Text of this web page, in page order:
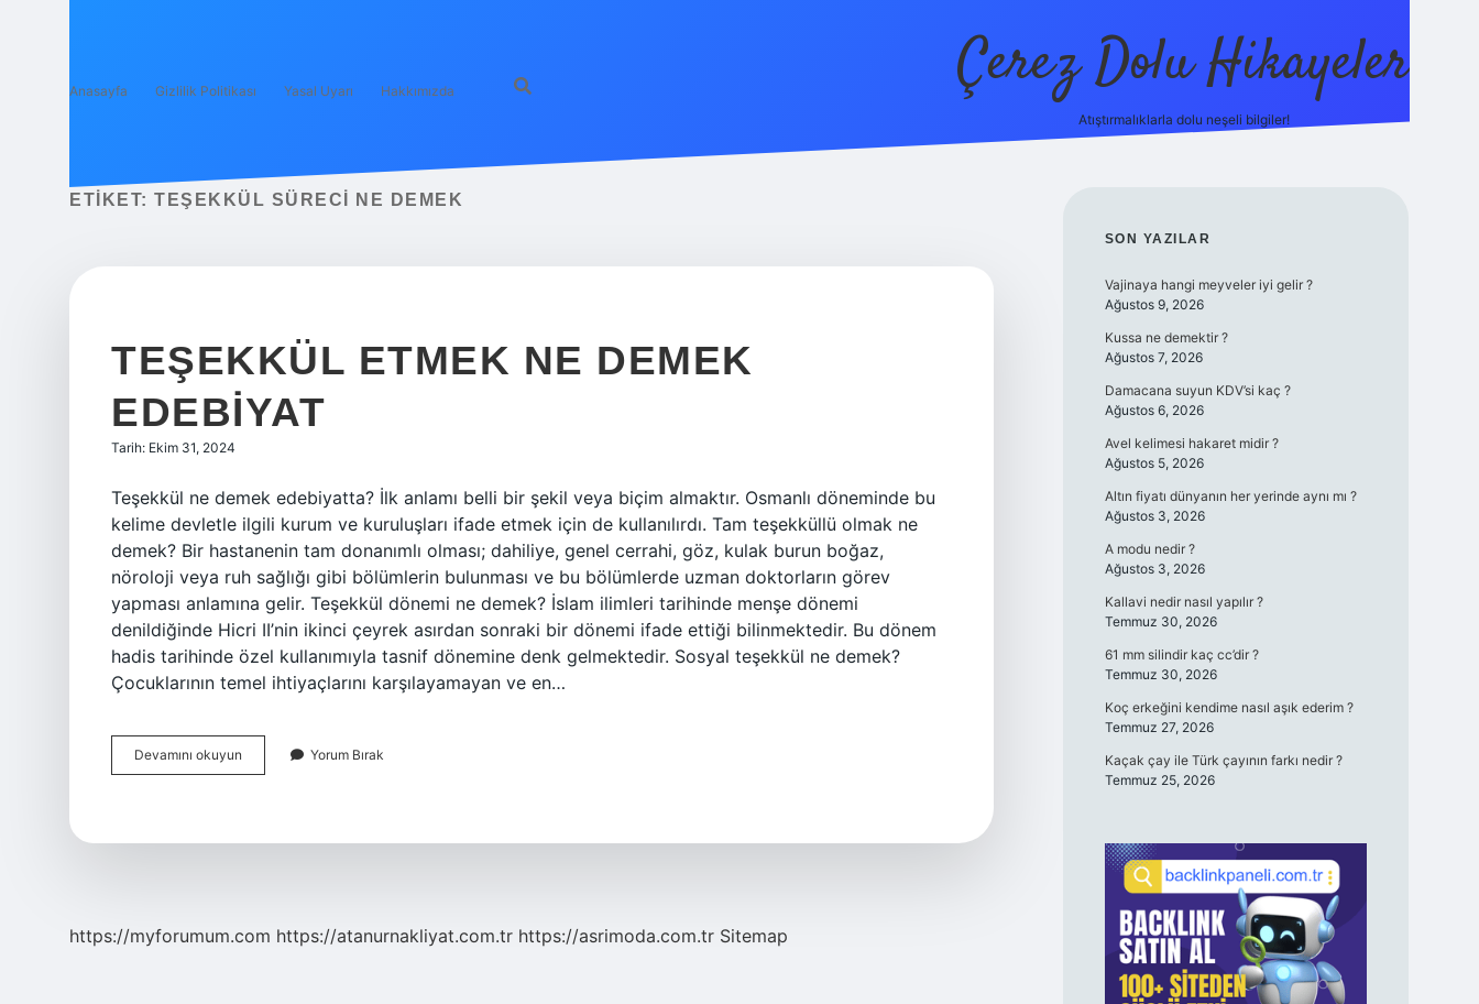
Anasayfa Gizlilik Politikası Yasal Uyarı Hakkımızda Çerez Dolu Hikayeler
Atıştırmalıklarla dolu neşeli bilgiler!
ETIKET: TEŞEKKÜL SÜRECI NE DEMEK
TEŞEKKÜL ETMEK NE DEMEK
EDEBIYAT
Tarih: Ekim 31, 2024
Teşekkül ne demek edebiyatta? İlk anlamı belli bir şekil veya biçim almaktır. Osmanlı döneminde bu
kelime devletle ilgili kurum ve kuruluşları ifade etmek için de kullanılırdı. Tam teşekküllü olmak ne
demek? Bir hastanenin tam donanımlı olması; dahiliye, genel cerrahi, göz, kulak burun boğaz,
nöroloji veya ruh sağlığı gibi bölümlerin bulunması ve bu bölümlerde uzman doktorların görev
yapması anlamına gelir. Teşekkül dönemi ne demek? İslam ilimleri tarihinde menşe dönemi
denildiğinde Hicri II’nin ikinci çeyrek asırdan sonraki bir dönemi ifade ettiği bilinmektedir. Bu dönem
hadis tarihinde özel kullanımıyla tasnif dönemine denk gelmektedir. Sosyal teşekkül ne demek?
Çocuklarının temel ihtiyaçlarını karşılayamayan ve en…
Devamını okuyun Teşekkül
Etmek
Yorum Bırak
https://myforumum.com https://atanurnakliyat.com.tr https://asrimoda.com.tr Sitemap
SIDEBAR
SON YAZILAR
Vajinaya hangi meyveler iyi gelir ?
Ağustos 9, 2026
Kussa ne demektir ?
Ağustos 7, 2026
Damacana suyun KDV’si kaç ?
Ağustos 6, 2026
Avel kelimesi hakaret midir ?
Ağustos 5, 2026
Altın fiyatı dünyanın her yerinde aynı mı ?
Ağustos 3, 2026
A modu nedir ?
Ağustos 3, 2026
Kallavi nedir nasıl yapılır ?
Temmuz 30, 2026
61 mm silindir kaç cc’dir ?
Temmuz 30, 2026
Koç erkeğini kendime nasıl aşık ederim ?
Temmuz 27, 2026
Kaçak çay ile Türk çayının farkı nedir ?
Temmuz 25, 2026